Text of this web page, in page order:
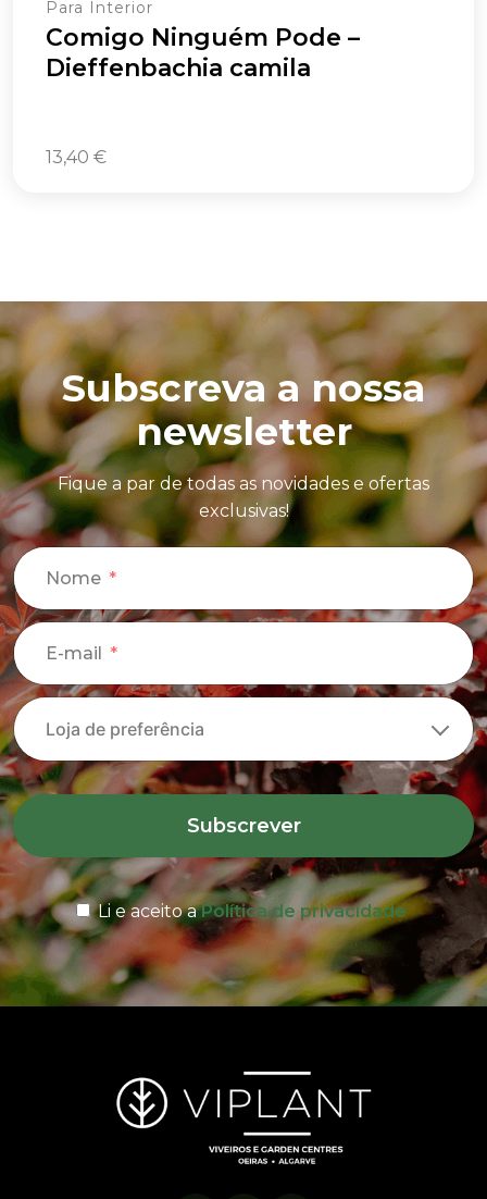
Para Interior
Comigo Ninguém Pode –
Dieffenbachia camila
13,40 €
Subscreva a nossa
newsletter
Fique a par de todas as novidades e ofertas
exclusivas!
Nome
E-mail
Subscrever
Li e aceito aPolítica de privacidade